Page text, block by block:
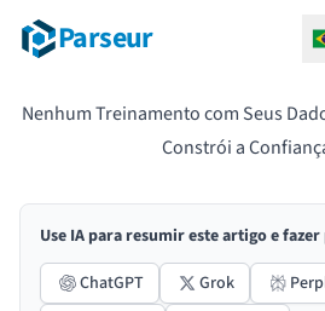
Parseur
Nenhum Treinamento com Seus
Constrói a
Use IA para resumir este artigo e
ChatGPT
Grok